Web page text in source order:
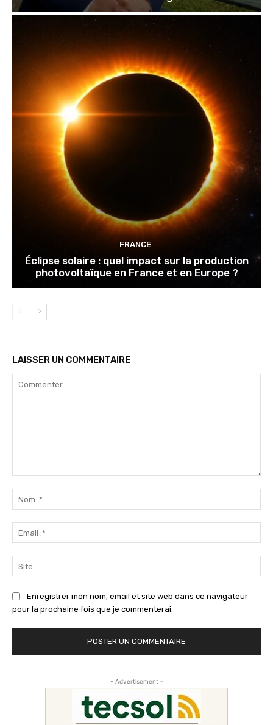
FRANCE
Éclipse solaire : quel impact sur la production
photovoltaïque en France et en Europe ?
LAISSER UN COMMENTAIRE
:*
:*
:
Enregistrer mon nom, email et site web dans ce navigateur
pour la prochaine fois que je commenterai.
- Advertisement -